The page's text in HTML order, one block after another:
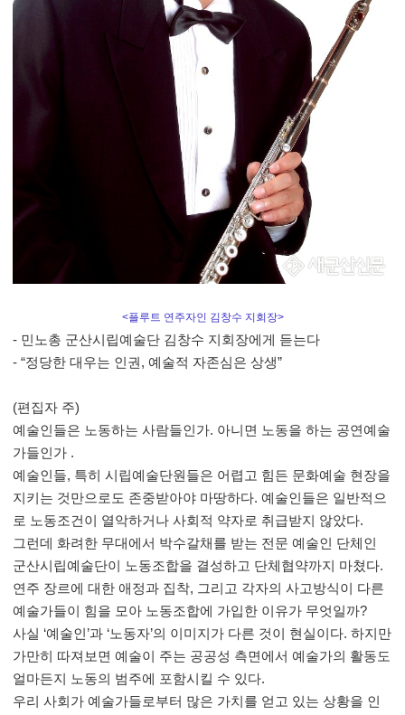
<플루트 연주자인 김창수 지회장>
- 민노총 군산시립예술단 김창수 지회장에게 듣는다
- “정당한 대우는 인권 , 예술적 자존심은 상생”
(편집자 주)
예술인들은 노동하는 사람들인가. 아니면 노동을 하는 공연예술
가들인가 .
예술인들, 특히 시립예술단원들은 어렵고 힘든 문화예술 현장을
지키는 것만으로도 존중받아야 마땅하다. 예술인들은 일반적으
로 노동조건이 열악하거나 사회적 약자로 취급받지 않았다.
그런데 화려한 무대에서 박수갈채를 받는 전문 예술인 단체인
군산시립예술단이 노동조합을 결성하고 단체협약까지 마쳤다.
연주 장르에 대한 애정과 집착, 그리고 각자의 사고방식이 다른
예술가들이 힘을 모아 노동조합에 가입한 이유가 무엇일까?
사실 ‘예술인’과 ‘노동자’의 이미지가 다른 것이 현실이다. 하지만
가만히 따져보면 예술이 주는 공공성 측면에서 예술가의 활동도
얼마든지 노동의 범주에 포함시킬 수 있다.
우리 사회가 예술가들로부터 많은 가치를 얻고 있는 상황을 인